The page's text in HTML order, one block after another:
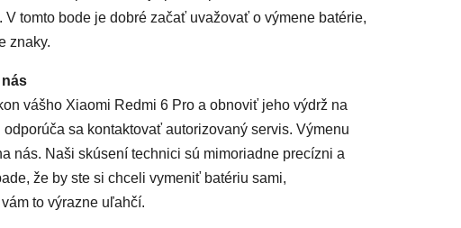
tomto bode je dobré začať uvažovať o výmene batérie,
znaky.
vášho Xiaomi Redmi 6 Pro a obnoviť jeho výdrž na
sa kontaktovať autorizovaný servis. Výmenu
nás. Naši skúsení technici sú mimoriadne precízni a
že by ste si chceli vymeniť batériu sami,
vám to výrazne uľahčí.